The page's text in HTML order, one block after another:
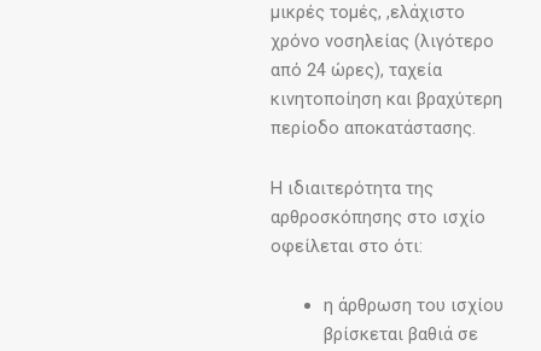
μικρές τομές, ,ελάχιστο
χρόνο νοσηλείας (λιγότερο
από 24 ώρες), ταχεία
κινητοποίηση και βραχύτερη
περίοδο αποκατάστασης.
Η ιδιαιτερότητα της
αρθροσκόπησης στο ισχίο
οφείλεται στο ότι:
η άρθρωση του ισχίου
βρίσκεται βαθιά σε